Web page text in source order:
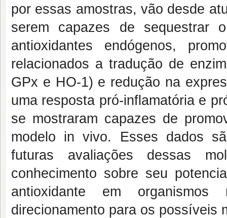
por essas amostras, vão desde
serem capazes de sequestrar
antioxidantes endógenos,
relacionados a tradução de
GPx e HO-1) e redução na
uma resposta pró-inflamatória e
se mostraram capazes de
modelo in vivo. Esses dados
futuras avaliações dessas
conhecimento sobre seu
antioxidante em
direcionamento para os possíveis